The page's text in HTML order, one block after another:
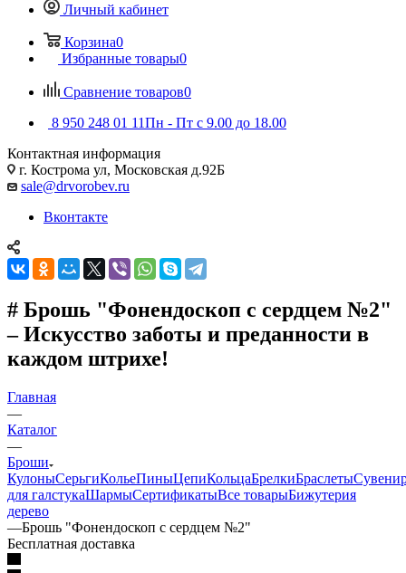
Личный кабинет
Корзина0
Избранные товары0
Сравнение товаров0
8 950 248 01 11Пн - Пт с 9.00 до 18.00
Контактная информация
г. Кострома ул, Московская д.92Б
sale@drvorobev.ru
Вконтакте
# Брошь "Фонендоскоп с сердцем №2"
– Искусство заботы и преданности в
каждом штрихе!
Главная
—
Каталог
—
Броши
КулоныСерьгиКольеПиныЦепиКольцаБрелкиБраслеты
для галстукаШармыСертификатыВсе товарыБижутерия
дерево
—Брошь "Фонендоскоп с сердцем №2"
Бесплатная доставка